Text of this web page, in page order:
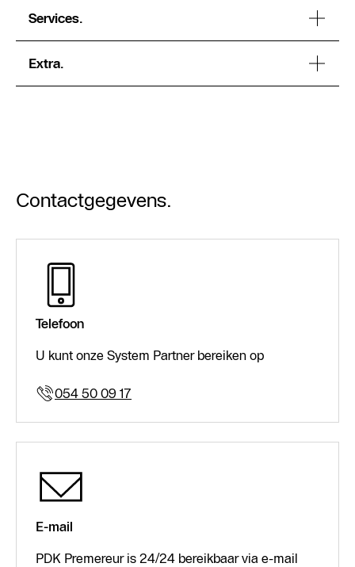
Services.
Extra.
Contactgegevens.
Telefoon
U kunt onze System Partner bereiken op
054 50 09 17
E-mail
PDK Premereur is 24/24 bereikbaar via e-mail